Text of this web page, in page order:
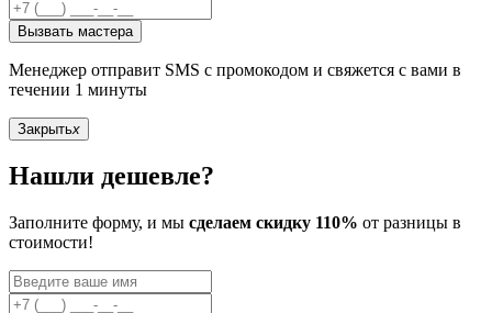
Вызвать мастера
Менеджер отправит SMS с промокодом и свяжется с вами в
течении 1 минуты
Закрытьx
Нашли дешевле?
Заполните форму, и мы сделаем скидку 110% от разницы в
стоимости!